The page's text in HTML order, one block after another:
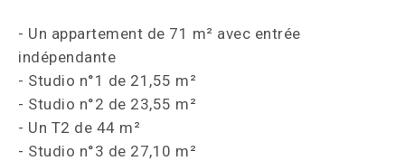
- Un appartement de 71 m² avec entrée
indépendante
- Studio n°1 de 21,55 m²
- Studio n°2 de 23,55 m²
- Un T2 de 44 m²
- Studio n°3 de 27,10 m²